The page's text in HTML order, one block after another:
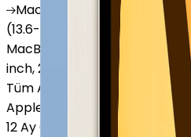
MacBook
Air 13" (13-inch,
(13.6-inch, 2022)
MacBook
MacBook
Pro 16" (16-inch, 2019)
inch, 2024)
MacBook
Air 13"
Tüm Apple Macbook'lar
Apple Tablet
12 Ay Garanti